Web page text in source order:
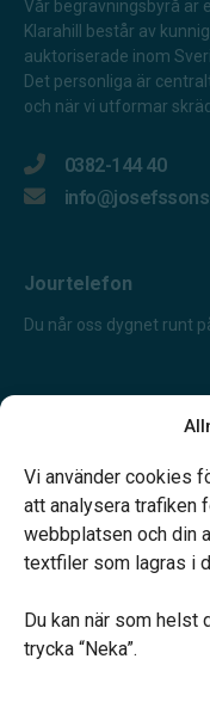
Vi använder cookies
att analysera trafiken
webbplatsen och din
textfiler som lagras i
Du kan när som helst
trycka “Neka”.
Vår begravningsbyrå är
Klarahill består av
auktoriserade inom
Det personliga är
och när vi utformar
0382-144 40
Jourtelefon
Du når oss dygnet runt
Telefonjour dygnet runt.
Vårt systerbolag